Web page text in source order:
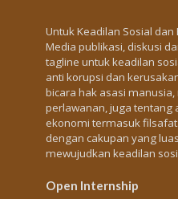
Untuk Keadilan Sosial dan
Media publikasi, diskusi
tagline untuk keadilan
anti korupsi dan
bicara hak asasi
perlawanan, juga tentang
ekonomi termasuk
dengan cakupan yang
mewujudkan keadilan
Open Internship